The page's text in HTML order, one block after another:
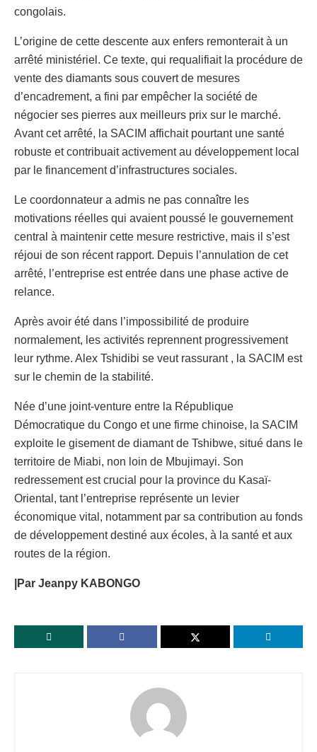
congolais.
L’origine de cette descente aux enfers remonterait à un
arrêté ministériel. Ce texte, qui requalifiait la procédure de
vente des diamants sous couvert de mesures
d’encadrement, a fini par empêcher la société de
négocier ses pierres aux meilleurs prix sur le marché.
Avant cet arrêté, la SACIM affichait pourtant une santé
robuste et contribuait activement au développement local
par le financement d’infrastructures sociales.
Le coordonnateur a admis ne pas connaître les
motivations réelles qui avaient poussé le gouvernement
central à maintenir cette mesure restrictive, mais il s’est
réjoui de son récent rapport. Depuis l’annulation de cet
arrêté, l’entreprise est entrée dans une phase active de
relance.
Après avoir été dans l’impossibilité de produire
normalement, les activités reprennent progressivement
leur rythme. Alex Tshidibi se veut rassurant , la SACIM est
sur le chemin de la stabilité.
Née d’une joint-venture entre la République
Démocratique du Congo et une firme chinoise, la SACIM
exploite le gisement de diamant de Tshibwe, situé dans le
territoire de Miabi, non loin de Mbujimayi. Son
redressement est crucial pour la province du Kasaï-
Oriental, tant l’entreprise représente un levier
économique vital, notamment par sa contribution au fonds
de développement destiné aux écoles, à la santé et aux
routes de la région.
|Par Jeanpy KABONGO